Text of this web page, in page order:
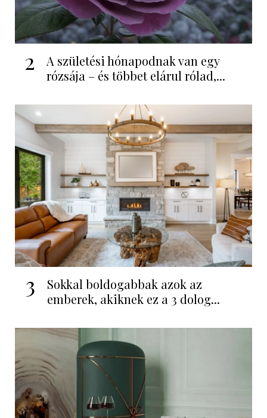
2
A születési hónapodnak van egy
rózsája – és többet elárul rólad,...
3
Sokkal boldogabbak azok az
emberek, akiknek ez a 3 dolog...